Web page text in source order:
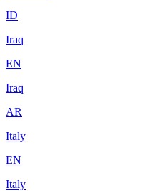
ID
Iraq
EN
Iraq
AR
Italy
EN
Italy